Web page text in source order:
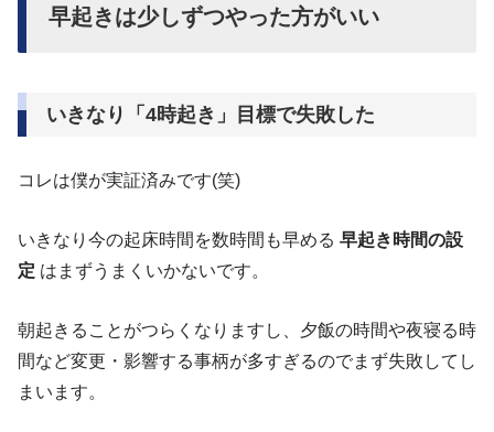
早起きは少しずつやった方がいい
いきなり「4時起き」目標で失敗した
コレは僕が実証済みです(笑)
いきなり今の起床時間を数時間も早める 早起き時間の設
定 はまずうまくいかないです。
朝起きることがつらくなりますし、夕飯の時間や夜寝る時
間など変更・影響する事柄が多すぎるのでまず失敗してし
まいます。